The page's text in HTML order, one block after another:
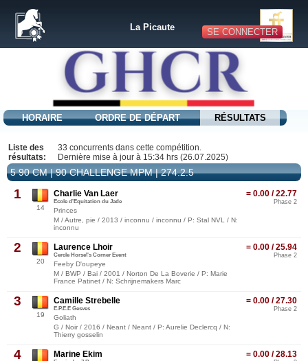
SE CONNECTER
La Picaute
HORAIRE ORDRE DE DÉPART RÉSULTATS
Liste des
résultats:
33 concurrents dans cette compétition.
Dernière mise à jour à 15:34 hrs (26.07.2025)
5 90 CM | 90 CHALLENGE MPM | 274.2.5
1
14
= 0.00 / 22.77
Phase 2
Charlie Van Laer
Ecole d'Equitation du Jade
Princes
M / Autre, pie / 2013 / inconnu / inconnu / P: Stal NVL / N:
inconnu
2
20
= 0.00 / 25.94
Phase 2
Laurence Lhoir
Cercle Horse\'s Corner Event
Feeby D'oupeye
M / BWP / Bai / 2001 / Norton De La Boverie / P: Marie
France Patinet / N: Schrijnemakers Marc
3
19
= 0.00 / 27.30
Phase 2
Camille Strebelle
E.P.E.E Gesves
Goliath
G / Noir / 2016 / Neant / Neant / P: Aurelie Declercq / N:
Thierry gosselin
4 = 0.00 / 28.13
Marine Ekim